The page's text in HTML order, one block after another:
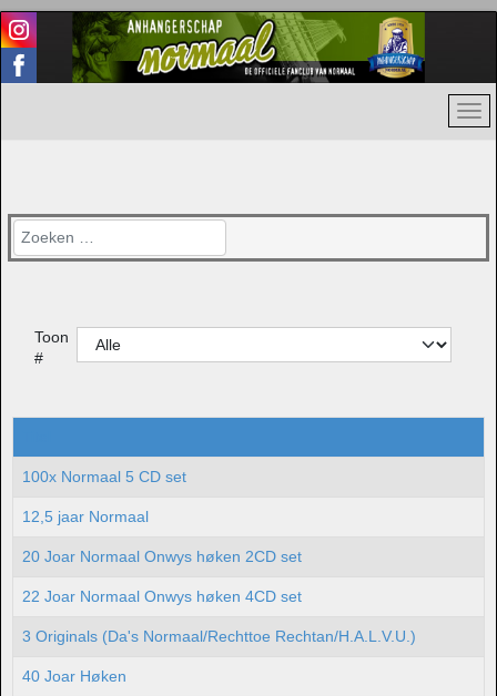
Zoeken
Toon
#
100x Normaal 5 CD set
12,5 jaar Normaal
20 Joar Normaal Onwys høken 2CD set
22 Joar Normaal Onwys høken 4CD set
3 Originals (Da's Normaal/Rechttoe Rechtan/H.A.L.V.U.)
40 Joar Høken